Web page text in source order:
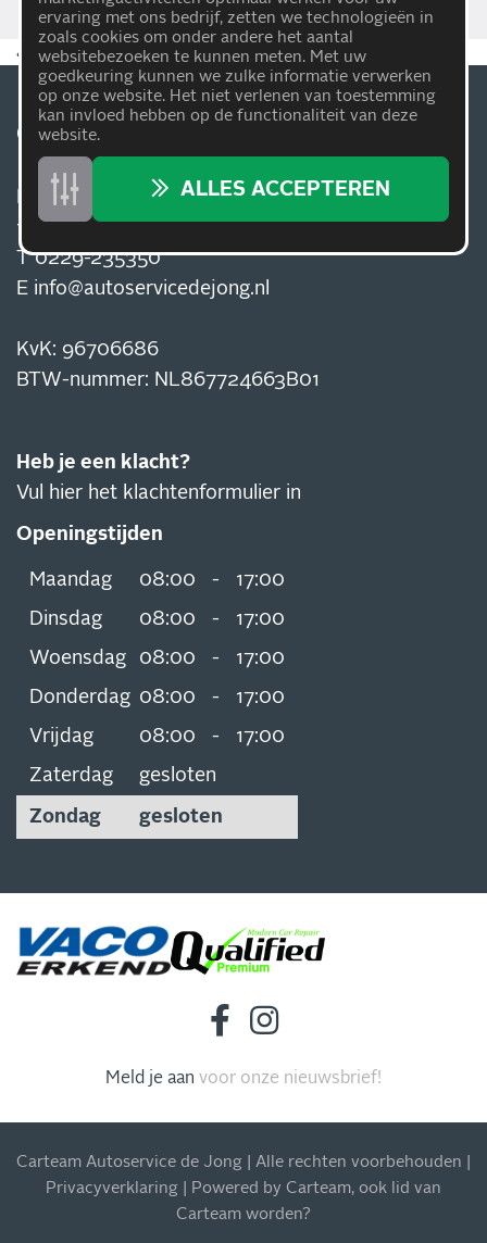
4,5 169reviewsop Google
CARTEAM AUTOSERVICE DE JONG
De Factorij 3
1689 AK Zwaag
T0229-235350
E info@autoservicedejong.nl
KvK: 96706686
BTW-nummer: NL867724663B01
Heb je een klacht?
Vul hier het klachtenformulier in
Openingstijden
Maandag 08:00 -
17:00
Dinsdag
08:00 -
17:00
Woensdag
08:00 -
17:00
Donderdag 08:00 -
17:00
Vrijdag
08:00 -
17:00
Zaterdag
gesloten
Zondag gesloten
Meld je aan voor onze nieuwsbrief!
INSCHRIJVEN NIEUWSBRIEF
meer!
Carteam Autoservice de Jong | Alle rechten voorbehouden |
Privacyverklaring | Powered by Carteam, ook lid van
Carteam worden?
ervaring met ons bedrijf, zetten we technologieën in
zoals cookies om onder andere het aantal
websitebezoeken te kunnen meten. Met uw
goedkeuring kunnen we zulke informatie verwerken
op onze website. Het niet verlenen van toestemming
kan invloed hebben op de functionaliteit van deze
website.
ALLES ACCEPTEREN